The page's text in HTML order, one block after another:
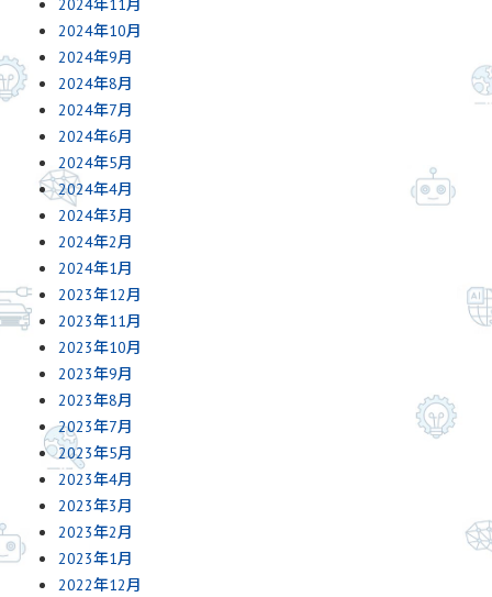
2024年11月
2024年10月
2024年9月
2024年8月
2024年7月
2024年6月
2024年5月
2024年4月
2024年3月
2024年2月
2024年1月
2023年12月
2023年11月
2023年10月
2023年9月
2023年8月
2023年7月
2023年5月
2023年4月
2023年3月
2023年2月
2023年1月
2022年12月